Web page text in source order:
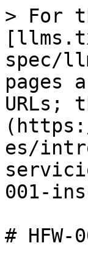
> For
spec/
pages
URLs;
es/
001-
#